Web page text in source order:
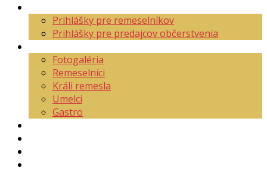
Prihlášky pre remeselníkov
Prihlášky pre predajcov občerstvenia
Fotogaléria
Remeselníci
Králi remesla
Umelci
Gastro